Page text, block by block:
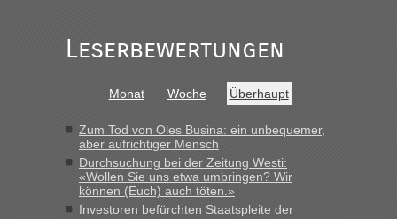
Leserbewertungen
Monat Woche Überhaupt
Zum Tod von Oles Busina: ein unbequemer,
aber aufrichtiger Mensch
Durchsuchung bei der Zeitung Westi:
«Wollen Sie uns etwa umbringen? Wir
können (Euch) auch töten.»
Investoren befürchten Staatspleite der